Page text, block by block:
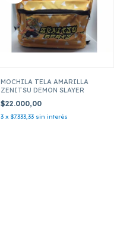
MOCHILA TELA AMARILLA
ZENITSU DEMON SLAYER
$22.000,00
3 x $7.333,33 sin interés